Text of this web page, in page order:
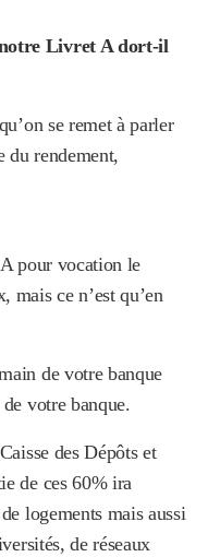
Livret A dort-il
se remet à parler
du rendement,
pour vocation le
mais ce n’est qu’en
de votre banque
votre banque.
des Dépôts et
de ces 60% ira
logements mais aussi
de réseaux